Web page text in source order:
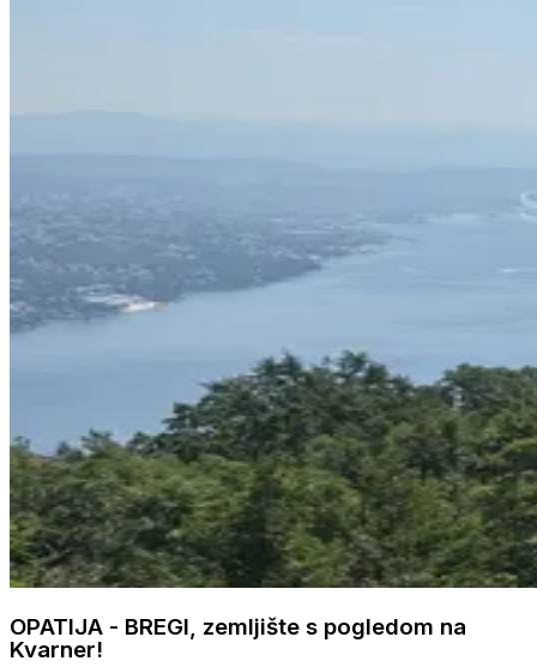
OPATIJA - BREGI, zemljište s pogledom na
Kvarner!